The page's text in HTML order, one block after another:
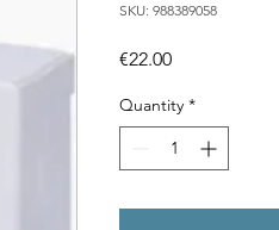
SKU: 988389058
€22.00Price
Quantity *